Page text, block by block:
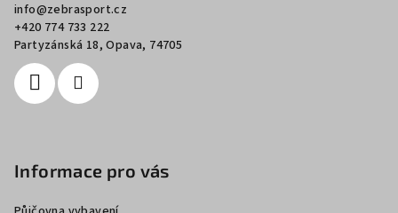
info@zebrasport.cz
+420 774 733 222
Partyzánská 18, Opava, 74705
Informace pro vás